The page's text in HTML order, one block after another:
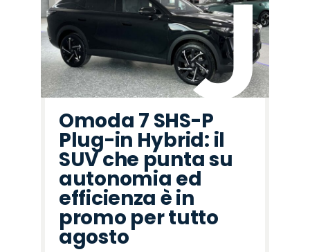
Omoda 7 SHS-P
Plug-in Hybrid: il
SUV che punta su
autonomia ed
efficienza è in
promo per tutto
agosto